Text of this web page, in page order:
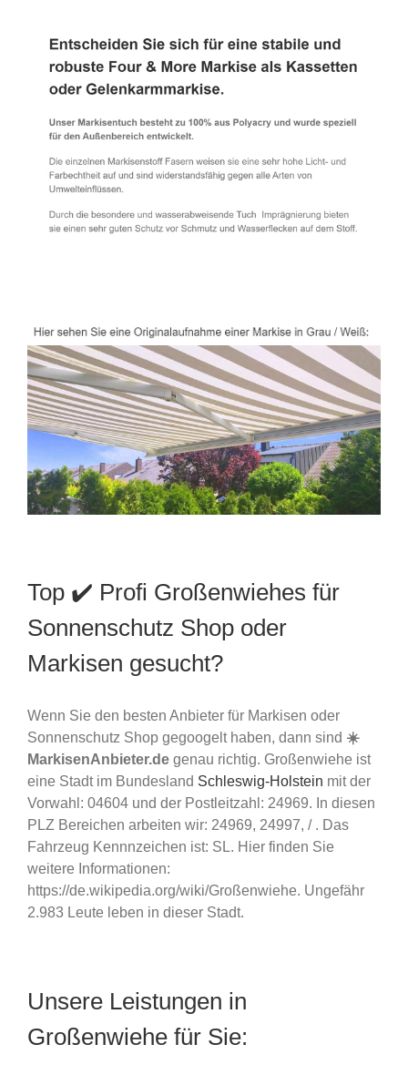
Top ✔️ Profi Großenwiehes für
Sonnenschutz Shop oder
Markisen gesucht?
Wenn Sie den besten Anbieter für Markisen oder
Sonnenschutz Shop gegoogelt haben, dann sind ☀️
MarkisenAnbieter.de genau richtig. Großenwiehe ist
eine Stadt im Bundesland Schleswig-Holstein mit der
Vorwahl: 04604 und der Postleitzahl: 24969. In diesen
PLZ Bereichen arbeiten wir: 24969, 24997, / . Das
Fahrzeug Kennnzeichen ist: SL. Hier finden Sie
weitere Informationen:
https://de.wikipedia.org/wiki/Großenwiehe. Ungefähr
2.983 Leute leben in dieser Stadt.
Unsere Leistungen in
Großenwiehe für Sie: